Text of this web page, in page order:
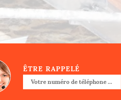
ÊTRE RAPPELÉ